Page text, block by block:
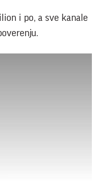
i po, a sve kanale